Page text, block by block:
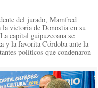
del jurado, Mamfred
victoria de Donostia en su
capital guipuzcoana se
y la favorita Córdoba ante la
políticos que condenaron